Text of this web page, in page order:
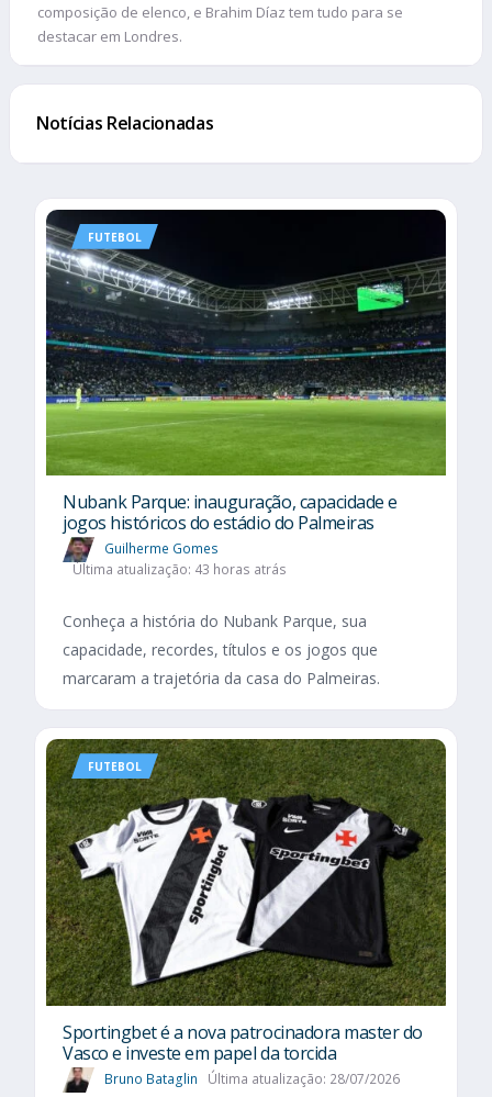
composição de elenco, e Brahim Díaz tem tudo para se
destacar em Londres.
Notícias Relacionadas
FUTEBOL
Nubank Parque: inauguração, capacidade e
jogos históricos do estádio do Palmeiras
Guilherme Gomes
Última atualização: 43 horas atrás
Conheça a história do Nubank Parque, sua
capacidade, recordes, títulos e os jogos que
marcaram a trajetória da casa do Palmeiras.
FUTEBOL
Sportingbet é a nova patrocinadora master do
Vasco e investe em papel da torcida
Bruno Bataglin Última atualização: 28/07/2026